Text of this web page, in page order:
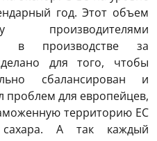
год. Этот объем
производителями
в производстве за
для того, чтобы
сбалансирован и
проблем для европейцев,
территорию ЕС
А так каждый